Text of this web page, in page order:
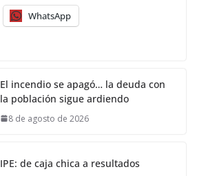
WhatsApp
El incendio se apagó… la deuda con
la población sigue ardiendo
8 de agosto de 2026
IPE: de caja chica a resultados